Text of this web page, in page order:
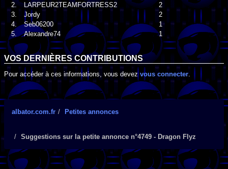
2.
LARPEUR2TEAMFORTRESS2
2
3.
Jordy
2
4.
Seb06200
1
5.
Alexandre74 1
VOS DERNIÈRES CONTRIBUTIONS
Pour accéder à ces informations, vous devez vous connecter
albator.com.fr Petites annonces
Suggestions sur la petite annonce n°4749 - Dragon Flyz